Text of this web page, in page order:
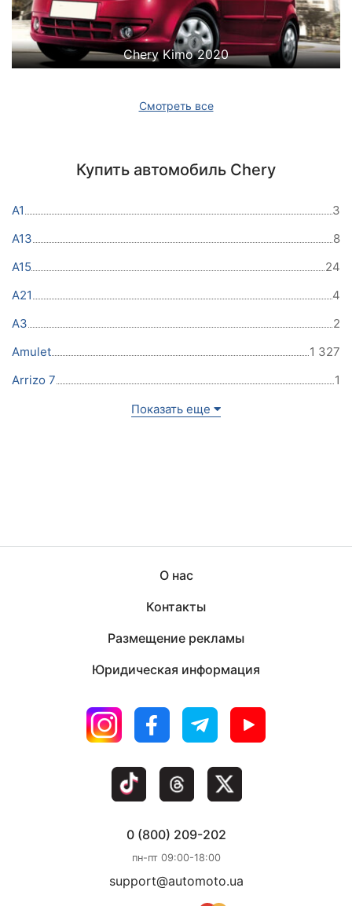
Chery Kimo 2020
Смотреть все
Купить автомобиль Chery
A1
3
A13
8
A15
24
A21
4
A3
2
Amulet
1 327
Arrizo 7
1
Показать еще
О нас
Контакты
Размещение рекламы
Юридическая информация
0 (800) 209-202
пн-пт 09:00-18:00
support@automoto.ua